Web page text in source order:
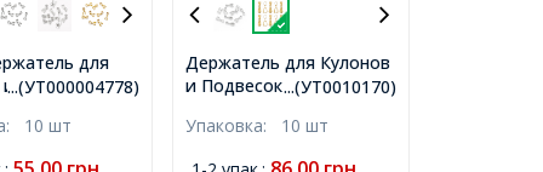
...(УТ000004778)
для
Подвесок
Отверстие
10 шт
...(УТ0010170)
Держатель для Кулонов
и Подвесок Латунные,
Отверстие 4х6мм,
Упаковка: 10 шт